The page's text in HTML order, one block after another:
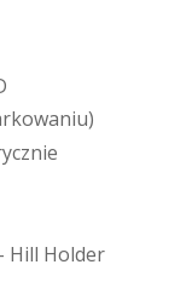
rkowaniu)
ycznie
- Hill Holder